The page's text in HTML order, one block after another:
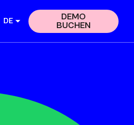
DE
DEMO
BUCHEN